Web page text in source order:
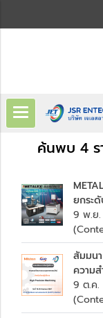
ค้นพบ 4 ร
ยกระ
9 พ.ย
สัมมน
ความ
9 ต.ค.